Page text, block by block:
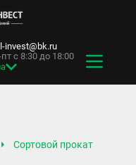
invest@bk.ru
с 8:30 до 18:00
Сортовой прокат